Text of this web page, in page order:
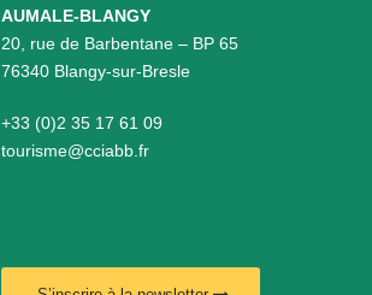
AUMALE-BLANGY
20, rue de Barbentane – BP 65
76340 Blangy-sur-Bresle
+33 (0)2 35 17 61 09
tourisme@cciabb.fr